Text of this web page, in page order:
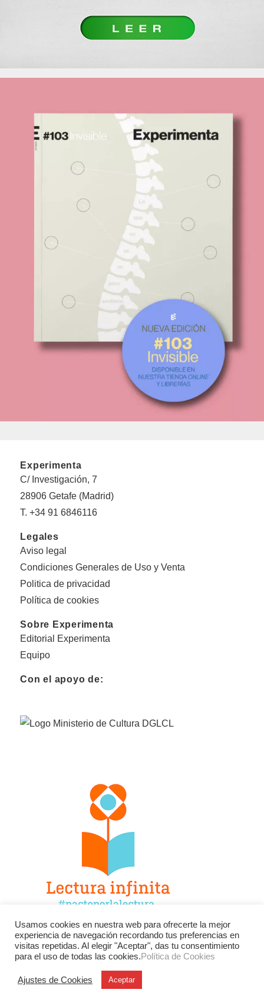
Experimenta
C/ Investigación, 7
28906 Getafe (Madrid)
T. +34 91 6846116
Legales
Aviso legal
Condiciones Generales de Uso y Venta
Politica de privacidad
Política de cookies
Sobre Experimenta
Editorial Experimenta
Equipo
Con el apoyo de:
Facebook Twitter
Instagram
YouTube
LinkedIn Contacto
Usamos cookies en nuestra web para ofrecerte la mejor
experiencia de navegación recordando tus preferencias en
visitas repetidas. Al elegir "Aceptar", das tu consentimiento
para el uso de todas las cookies.Política de Cookies
Ajustes de Cookies Aceptar